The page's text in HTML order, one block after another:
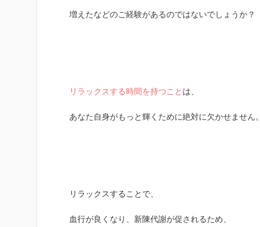
増えたなどのご経験があるのではないでしょうか？
リラックスする時間を持つこと は、
あなた自身がもっと輝くために絶対に欠かせません。
リラックスすることで、
血行が良くなり、新陳代謝が促されるため、